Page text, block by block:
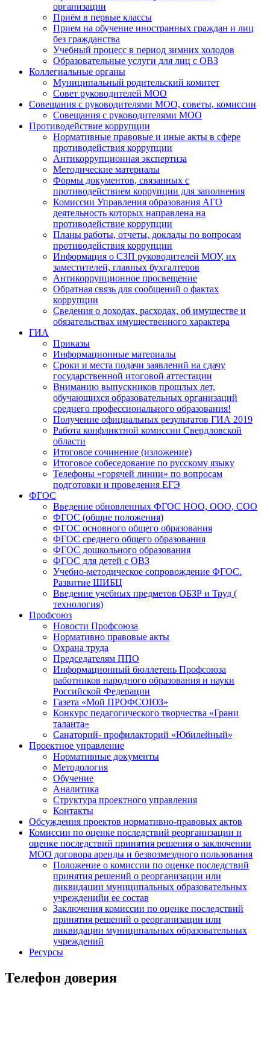
организации
Приём в первые классы
Прием на обучение иностранных граждан и лиц
без гражданства
Учебный процесс в период зимних холодов
Образовательные услуги для лиц с ОВЗ
Коллегиальные органы
Муниципальный родительский комитет
Совет руководителей МОО
Совещания с руководителями МОО, советы, комиссии
Совещания с руководителями МОО
Противодействие коррупции
Нормативные правовые и иные акты в сфере
противодействия коррупции
Антикоррупционная экспертиза
Методические материалы
Формы документов, связанных с
противодействием коррупции для заполнения
Комиссии Управления образования АГО
деятельность которых направлена на
противодействие коррупции
Планы работы, отчеты, доклады по вопросам
противодействия коррупции
Информация о СЗП руководителей МОУ, их
заместителей, главных бухгалтеров
Антикоррупционное просвещение
Обратная связь для сообщений о фактах
коррупции
Сведения о доходах, расходах, об имуществе и
обязательствах имущественного характера
ГИА
Приказы
Информационные материалы
Сроки и места подачи заявлений на сдачу
государственной итоговой аттестации
Вниманию выпускников прошлых лет,
обучающихся образовательных организаций
среднего профессионального образования!
Получение официальных результатов ГИА 2019
Работа конфликтной комиссии Свердловской
области
Итоговое сочинение (изложение)
Итоговое собеседование по русскому языку
Телефоны «горячей линии» по вопросам
подготовки и проведения ЕГЭ
ФГОС
Введение обновленных ФГОС НОО, ООО, СОО
ФГОС (общие положения)
ФГОС основного общего образования
ФГОС среднего общего образования
ФГОС дошкольного образования
ФГОС для детей с ОВЗ
Учебно-методическое сопровождение ФГОС.
Развитие ШИБЦ
Введение учебных предметов ОБЗР и Труд (
технология)
Профсоюз
Новости Профсоюза
Нормативно правовые акты
Охрана труда
Председателям ППО
Информационный бюллетень Профсоюза
работников народного образования и науки
Российской Федерации
Газета «Мой ПРОФСОЮЗ»
Конкурс педагогического творчества «Грани
таланта»
Санаторий- профилакторий «Юбилейный»
Проектное управление
Нормативные документы
Методология
Обучение
Аналитика
Структура проектного управления
Контакты
Обсуждения проектов нормативно-правовых актов
Комиссии по оценке последствий реорганизации и
оценке последствий принятия решения о заключении
МОО договора аренды и безвозмездного пользования
Положение о комиссии по оценке последствий
принятия решений о реорганизации или
ликвидации муниципальных образовательных
учрежденийи ее состав
Заключения комиссии по оценке последствий
принятия решений о реорганизации или
ликвидации муниципальных образовательных
учреждений
Ресурсы
Телефон доверия